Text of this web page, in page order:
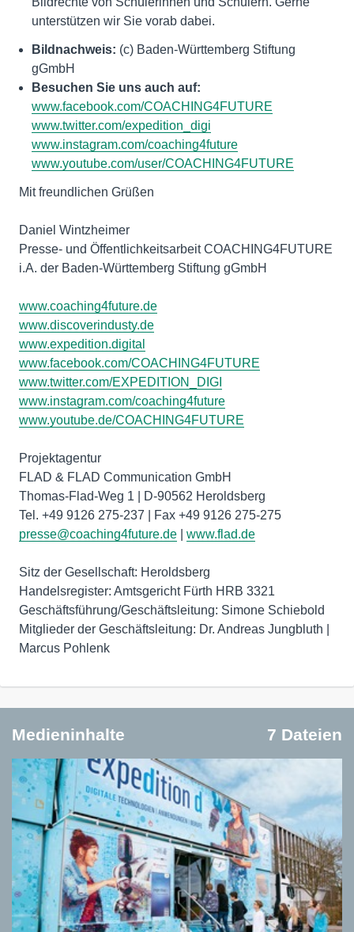
unterstützen wir Sie vorab dabei.
Bildnachweis: (c) Baden-Württemberg Stiftung
gGmbH
Besuchen Sie uns auch auf:
www.facebook.com/COACHING4FUTURE
www.twitter.com/expedition_digi
www.instagram.com/coaching4future
www.youtube.com/user/COACHING4FUTURE
Mit freundlichen Grüßen
Daniel Wintzheimer
Presse- und Öffentlichkeitsarbeit COACHING4FUTURE
i.A. der Baden-Württemberg Stiftung gGmbH
www.coaching4future.de
www.discoverindusty.de
www.expedition.digital
www.facebook.com/COACHING4FUTURE
www.twitter.com/EXPEDITION_DIGI
www.instagram.com/coaching4future
www.youtube.de/COACHING4FUTURE
Projektagentur
FLAD & FLAD Communication GmbH
Thomas-Flad-Weg 1 | D-90562 Heroldsberg
presse@coaching4future.de
www.flad.de
Sitz der Gesellschaft: Heroldsberg
Handelsregister: Amtsgericht Fürth HRB 3321
Geschäftsführung/Geschäftsleitung: Simone Schiebold
Mitglieder der Geschäftsleitung: Dr. Andreas Jungbluth |
Marcus Pohlenk
Medieninhalte 7 Dateien